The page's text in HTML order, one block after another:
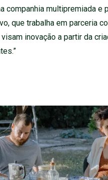
companhia multipremiada
que trabalha em parceria
inovação a partir da